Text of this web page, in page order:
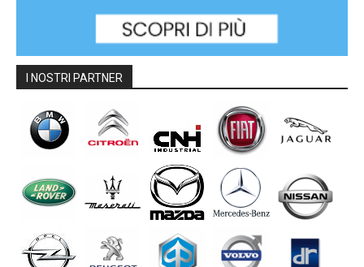
I NOSTRI PARTNER